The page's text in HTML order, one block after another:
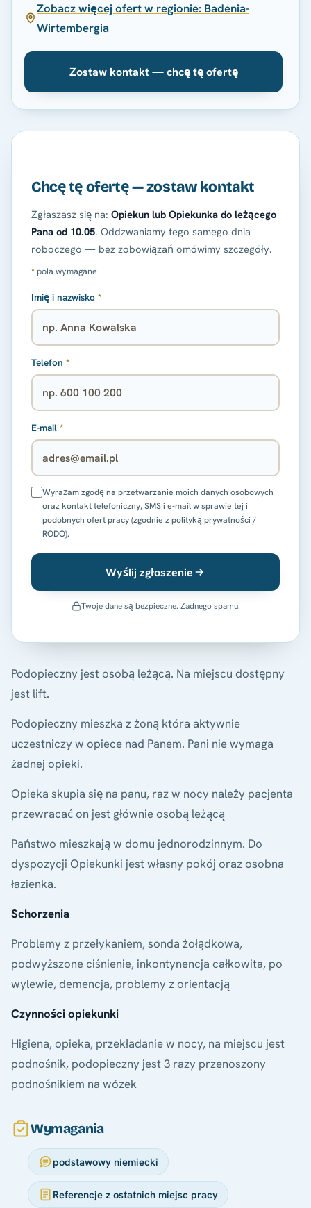
Zobacz więcej ofert w regionie: Badenia-
Wirtembergia
Zostaw kontakt — chcę tę ofertę
Chcę tę ofertę — zostaw kontakt
Zgłaszasz się na: Opiekun lub Opiekunka do leżącego
Pana od 10.05. Oddzwaniamy tego samego dnia
roboczego — bez zobowiązań omówimy szczegóły.
* pola wymagane
Imię i nazwisko *
Telefon *
E-mail *
Wyrażam zgodę na przetwarzanie moich danych osobowych
oraz kontakt telefoniczny, SMS i e-mail w sprawie tej i
podobnych ofert pracy (zgodnie z polityką prywatności /
RODO).
Wyślij zgłoszenie
Twoje dane są bezpieczne. Żadnego spamu.
Podopieczny jest osobą leżącą. Na miejscu dostępny
jest lift.
Podopieczny mieszka z żoną która aktywnie
uczestniczy w opiece nad Panem. Pani nie wymaga
żadnej opieki.
Opieka skupia się na panu, raz w nocy należy pacjenta
przewracać on jest głównie osobą leżącą
Państwo mieszkają w domu jednorodzinnym. Do
dyspozycji Opiekunki jest własny pokój oraz osobna
łazienka.
Schorzenia
Problemy z przełykaniem, sonda żołądkowa,
podwyższone ciśnienie, inkontynencja całkowita, po
wylewie, demencja, problemy z orientacją
Czynności opiekunki
Higiena, opieka, przekładanie w nocy, na miejscu jest
podnośnik, podopieczny jest 3 razy przenoszony
podnośnikiem na wózek
Wymagania
podstawowy niemiecki
Referencje z ostatnich miejsc pracy